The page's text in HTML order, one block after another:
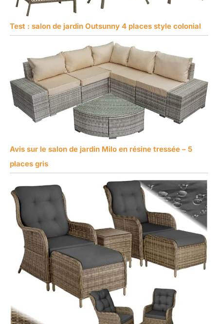
Test : salon de jardin Outsunny 4 places style colonial
Avis sur le salon de jardin Milo en résine tressée – 5
places gris